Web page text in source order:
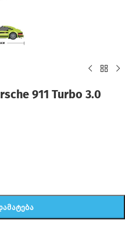
911 Turbo 3.0